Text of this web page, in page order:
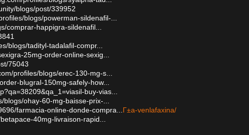
blogs/post/339952
blogs/powerman-sildenafil-...
comprar-happigra-sildenafil...
blogs/tadityl-tadalafil-compr...
25mg-order-online-sexig...
75043
profiles/blogs/erec-130-mg-s...
blugral-150mg-safely-how...
buy-vias...
ohay-60-mg-baisse-prix-...
farmacia-online-donde-compra... Г±a-venlafaxina/
40mg-livraison-rapid...